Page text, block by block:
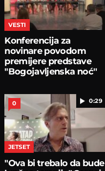
VESTI
Konferencija za
novinare povodom
premijere predstave
"Bogojavljenska noć''
0:29
0
JETSET
"Ova bi trebalo da bude